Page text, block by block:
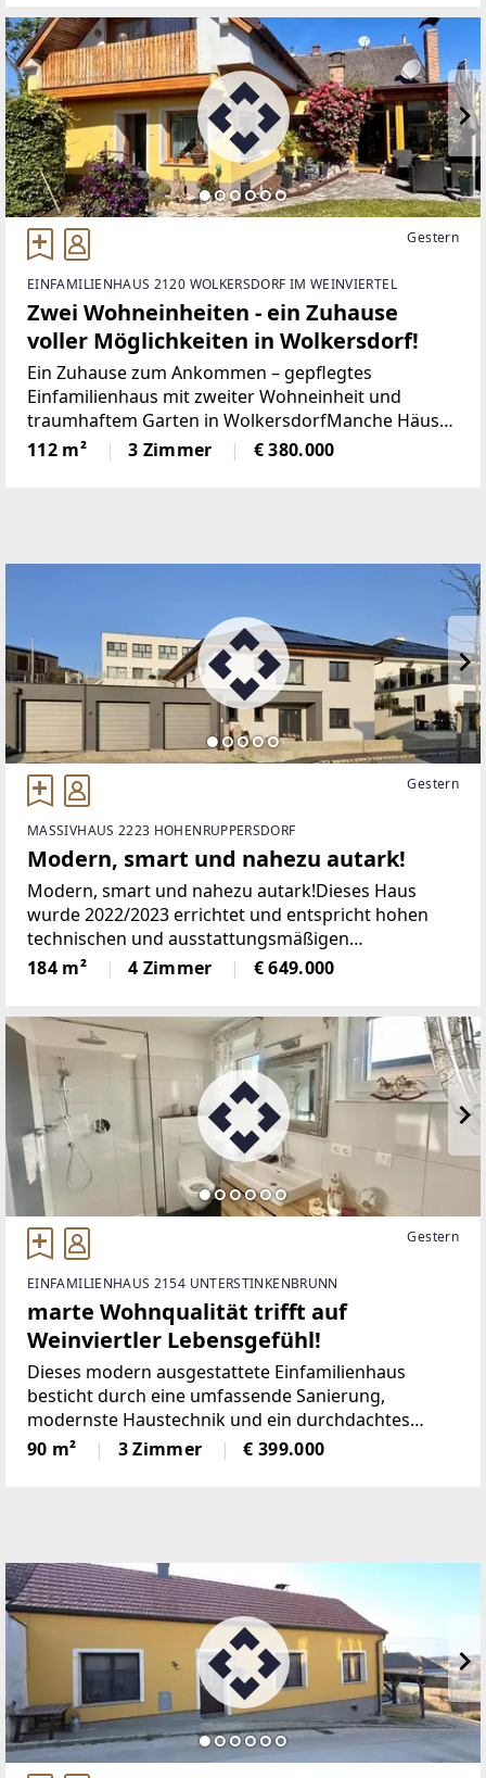
Gestern
EINFAMILIENHAUS 2120 WOLKERSDORF IM WEINVIERTEL
Zwei Wohneinheiten - ein Zuhause
voller Möglichkeiten in Wolkersdorf!
Ein Zuhause zum Ankommen – gepflegtes
Einfamilienhaus mit zweiter Wohneinheit und
traumhaftem Garten in WolkersdorfManche Häuser
fühlen sich vom ersten Moment an wie ein
Zuhause. Dieses liebevoll gepflegte und laufend
112 m² 3 Zimmer € 380.000
Gestern
MASSIVHAUS 2223 HOHENRUPPERSDORF
Modern, smart und nahezu autark!
Modern, smart und nahezu autark!Dieses Haus
wurde 2022/2023 errichtet und entspricht hohen
technischen und ausstattungsmäßigen
Anforderungen mit sehr günstigen monatlichen
Energiekosten.Es ist in den Hang gebaut und teilt
184 m² 4 Zimmer € 649.000
Gestern
EINFAMILIENHAUS 2154 UNTERSTINKENBRUNN
marte Wohnqualität trifft auf
Weinviertler Lebensgefühl!
Dieses modern ausgestattete Einfamilienhaus
besticht durch eine umfassende Sanierung,
modernste Haustechnik und ein durchdachtes
Raumkonzept. Es vereint zeitgemäßen
Wohnkomfort mit nachhaltiger Energieversorgung
90 m² 3 Zimmer € 399.000